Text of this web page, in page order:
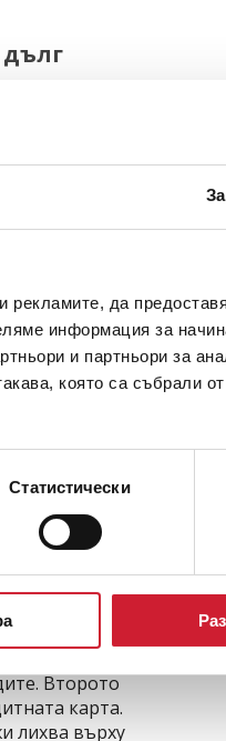
рекламите, да
информация за
и партньори за
която са събрали
Статистически
не се
този
да ви
от
причината
разписки и
от доходите
месец
оферти и
които трябва
16 до 32 %
Второто
карта.
лихва върху